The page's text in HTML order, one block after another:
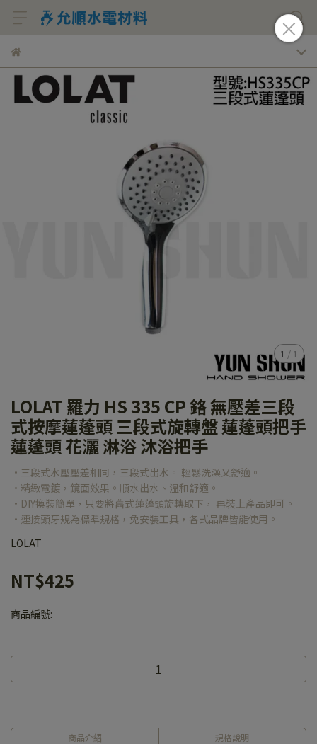
1 / 1
LOLAT 羅力 HS 335 CP 鉻 無壓差三段
式按摩蓮蓬頭 三段式旋轉盤 蓮蓬頭把手
蓮蓬頭 花灑 淋浴 沐浴把手
•三段式水壓壓差相同，三段式出水。 輕鬆洗澡又舒適。
•精緻電鍍，鏡面效果。順水出水、溫和舒適。
•DIY換裝簡單，只要將舊式蓮蓬頭旋轉取下， 再裝上產品即可。
•連接頭牙規為標準規格，免安裝工具，各式品牌皆能使用。
LOLAT
NT$425
商品編號:
商品介紹 規格說明